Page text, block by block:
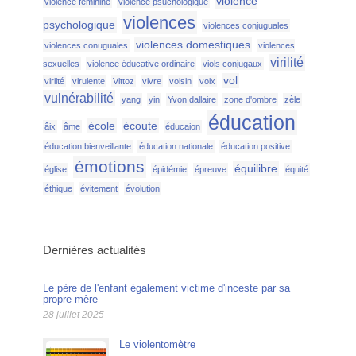
psychologique
violences violences conjuguales
violences conuguales violences domestiques
violences
sexuelles
violence éducative ordinaire viols conjugaux virilité
virilté virulente Vittoz vivre voisin voix vol
vulnérabilité yang yin Yvon dallaire zone d'ombre zèle
âix âme école écoute éducaion éducation
éducation bienveillante éducation nationale éducation positive
église émotions épidémie épreuve équilibre
équité
éthique
évitement évolution
Dernières actualités
Le père de l'enfant également victime d'inceste par sa
propre mère
28 juillet 2025
Le violentomètre